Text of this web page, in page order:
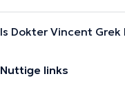
Is Dokter Vincent
Nuttige links